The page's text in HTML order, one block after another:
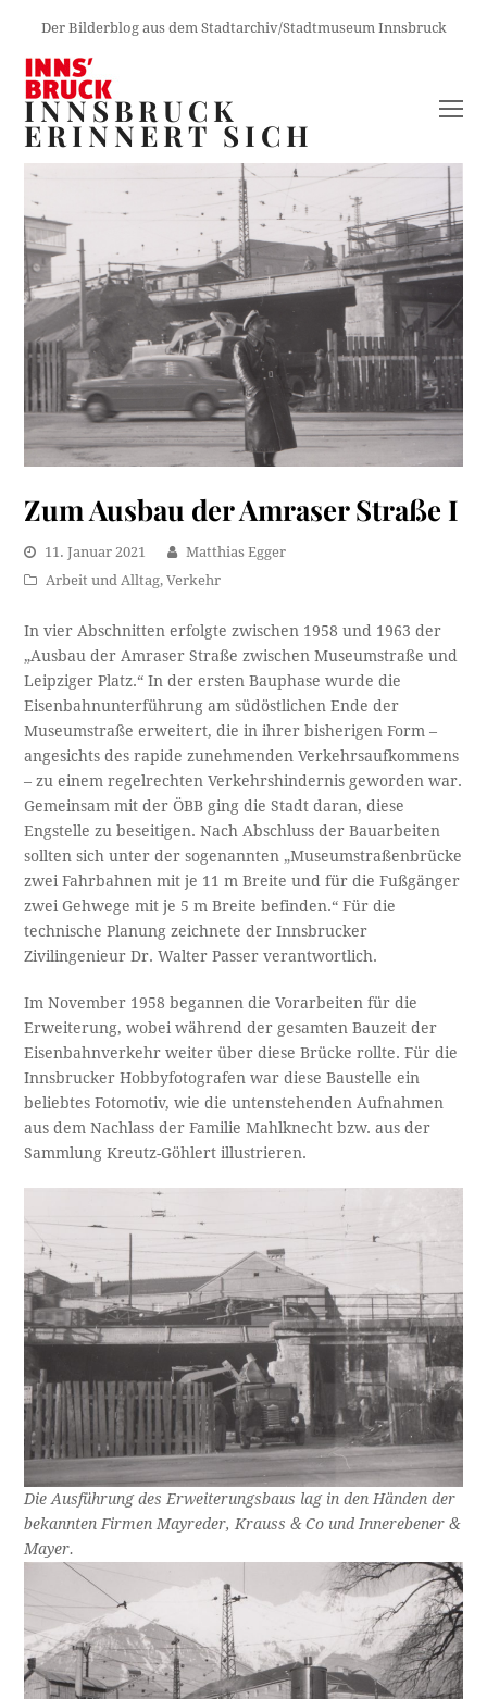
Der Bilderblog aus dem Stadtarchiv/Stadtmuseum Innsbruck
INNSBRUCK
ERINNERT SICH
Zum Ausbau der Amraser Straße I
11. Januar 2021
Matthias Egger
Arbeit und Alltag,Verkehr
In vier Abschnitten erfolgte zwischen 1958 und 1963 der
„Ausbau der Amraser Straße zwischen Museumstraße und
Leipziger Platz.“ In der ersten Bauphase wurde die
Eisenbahnunterführung am südöstlichen Ende der
Museumstraße erweitert, die in ihrer bisherigen Form –
angesichts des rapide zunehmenden Verkehrsaufkommens
– zu einem regelrechten Verkehrshindernis geworden war.
Gemeinsam mit der ÖBB ging die Stadt daran, diese
Engstelle zu beseitigen. Nach Abschluss der Bauarbeiten
sollten sich unter der sogenannten „Museumstraßenbrücke
zwei Fahrbahnen mit je 11 m Breite und für die Fußgänger
zwei Gehwege mit je 5 m Breite befinden.“ Für die
technische Planung zeichnete der Innsbrucker
Zivilingenieur Dr. Walter Passer verantwortlich.
Im November 1958 begannen die Vorarbeiten für die
Erweiterung, wobei während der gesamten Bauzeit der
Eisenbahnverkehr weiter über diese Brücke rollte. Für die
Innsbrucker Hobbyfotografen war diese Baustelle ein
beliebtes Fotomotiv, wie die untenstehenden Aufnahmen
aus dem Nachlass der Familie Mahlknecht bzw. aus der
Sammlung Kreutz-Göhlert illustrieren.
Die Ausführung des Erweiterungsbaus lag in den Händen der
bekannten Firmen Mayreder, Krauss & Co und Innerebener &
Mayer.